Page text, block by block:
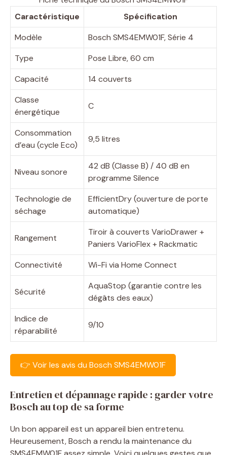
Caractéristique
Spécification
Modèle
Bosch SMS4EMW01F, Série 4
Type
Pose Libre, 60 cm
Capacité
14 couverts
Classe
énergétique
C
Consommation
d’eau (cycle Eco)
9,5 litres
Niveau sonore
42 dB (Classe B) / 40 dB en
programme Silence
Technologie de
séchage
EfficientDry (ouverture de porte
automatique)
Rangement
Tiroir à couverts VarioDrawer +
Paniers VarioFlex + Rackmatic
Connectivité
Wi-Fi via Home Connect
Sécurité
AquaStop (garantie contre les
dégâts des eaux)
Indice de
réparabilité
9/10
👉 Voir les avis du Bosch SMS4EMW01F
Entretien et dépannage rapide : garder votre
Bosch au top de sa forme
Un bon appareil est un appareil bien entretenu.
Heureusement, Bosch a rendu la maintenance du